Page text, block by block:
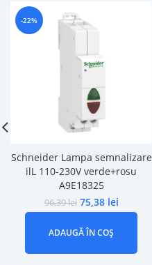
-22%
Schneider Lampa semnalizare
ilL 110-230V verde+rosu
A9E18325
96,39lei 75,38 lei
ADAUGĂ ÎN COȘ